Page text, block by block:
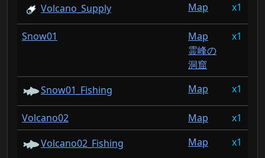
Volcano_Supply Map 1
Snow01
Map
霊峰の
洞窟
1
Snow01_Fishing Map 1
Volcano02 Map 1
Volcano02_Fishing
Map 1